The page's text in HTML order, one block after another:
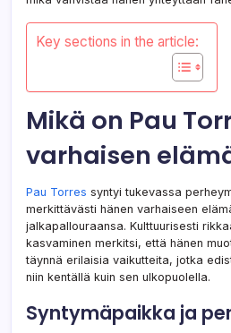
Key sections in the article:
Mikä on Pau
varhaisen
Pau Torres syntyi tukevassa
merkittävästi hänen varhaiseen
jalkapallouraansa. Kulttuurisesti
kasvaminen merkitsi, että hänen
täynnä erilaisia vaikutteita, jotka
niin kentällä kuin sen ulkopuolella.
Syntymäpaikka ja